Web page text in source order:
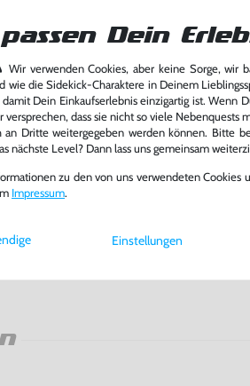
Gaming-Fans und neue Entdecker
Spielerlebnis genießen kannst,
Werkstatt von unseren Fachkräften
und bei Bedarf repariert.
bei uns kaufst oder verkaufst, trägst du
und Games zu verlängern und damit
vermeiden.
passen Dein
Wir verwenden Cookies, aber keine Sorge, wir
wie die Sidekick-Charaktere in Deinem
damit Dein Einkaufserlebnis einzigartig ist. Wenn
versprechen, dass sie nicht so viele Nebenquests
an Dritte weitergegeben werden können. Bitte
nächste Level? Dann lass uns gemeinsam
zu den von uns verwendeten Cookies
Impressum.
Einstellungen